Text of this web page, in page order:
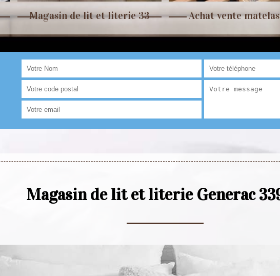
Magasin de lit et literie 33 Achat vente
Magasin de lit et literie Generac